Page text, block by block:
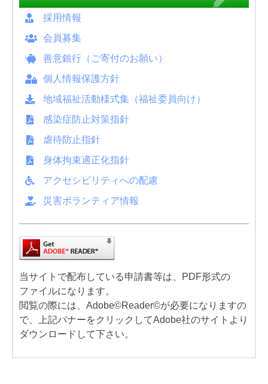
採用情報
会員募集
善意銀行（ご寄付のお願い）
個人情報保護方針
地域福祉活動様式集（福祉委員向け）
感染症防止対策指針
虐待防止指針
身体拘束適正化指針
アクセシビリティへの配慮
災害ボランティア情報
当サイトで配布している申請書等は、PDF形式の
ファイルになります。
閲覧の際には、Adobe©Reader©が必要になりますの
で、上記バナーをクリックしてAdobe社のサイトより
ダウンロードして下さい。